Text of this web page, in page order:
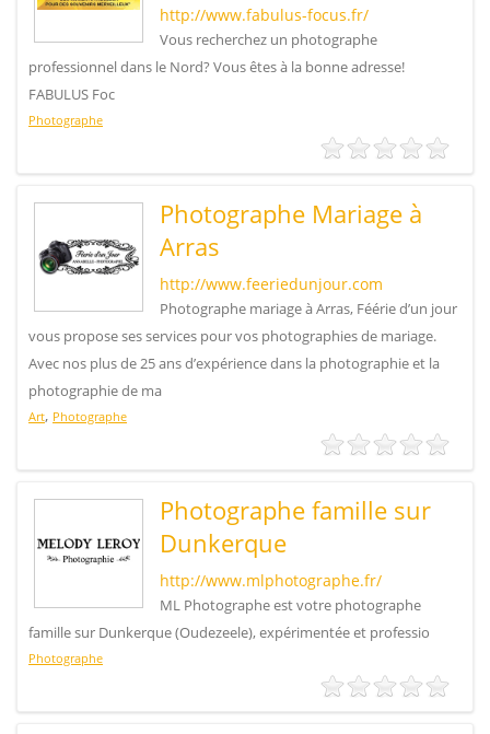
http://www.fabulus-focus.fr/
Vous recherchez un photographe
professionnel dans le Nord? Vous êtes à la bonne adresse!
FABULUS Foc
Photographe
Photographe Mariage à
Arras
http://www.feeriedunjour.com
Photographe mariage à Arras, Féérie d’un jour
vous propose ses services pour vos photographies de mariage.
Avec nos plus de 25 ans d’expérience dans la photographie et la
photographie de ma
Art, Photographe
Photographe famille sur
Dunkerque
http://www.mlphotographe.fr/
ML Photographe est votre photographe
famille sur Dunkerque (Oudezeele), expérimentée et professio
Photographe